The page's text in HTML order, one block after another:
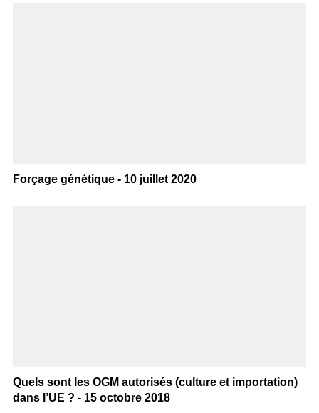
Forçage génétique - 10 juillet 2020
Quels sont les OGM autorisés (culture et importation)
dans l’UE ? - 15 octobre 2018